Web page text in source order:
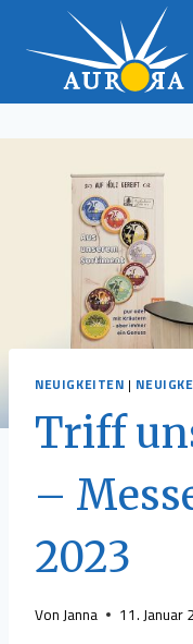
Inhalt
NEUIGKEITEN |
Triff
–
2023
Von Janna 11. Januar